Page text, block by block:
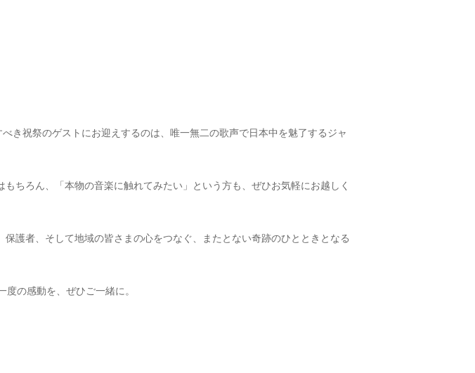
き祝祭のゲストにお迎えするのは、唯一無二の歌声で日本中を魅了するジャ
ちろん、「本物の音楽に触れてみたい」という方も、ぜひお気軽にお越しく
護者、そして地域の皆さまの心をつなぐ、またとない奇跡のひとときとなる
の感動を、ぜひご一緒に。